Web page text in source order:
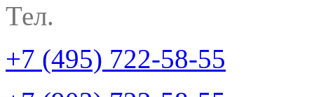
Тел.
+7 (495) 722-58-55